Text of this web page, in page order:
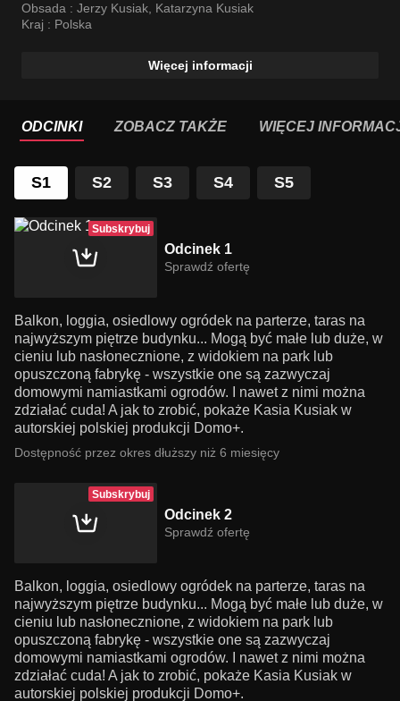
Obsada : Jerzy Kusiak, Katarzyna Kusiak
Kraj : Polska
Więcej informacji
ODCINKI ZOBACZ TAKŻE WIĘCEJ
S1 S2 S3 S4 S5
Subskrybuj
Odcinek 1
Sprawdź ofertę
Balkon, loggia, osiedlowy ogródek na parterze, taras na
najwyższym piętrze budynku... Mogą być małe lub duże, w
cieniu lub nasłonecznione, z widokiem na park lub
opuszczoną fabrykę - wszystkie one są zazwyczaj
domowymi namiastkami ogrodów. I nawet z nimi można
zdziałać cuda! A jak to zrobić, pokaże Kasia Kusiak w
autorskiej polskiej produkcji Domo+.
Dostępność przez okres dłuższy niż 6 miesięcy
Subskrybuj
Odcinek 2
Sprawdź ofertę
Balkon, loggia, osiedlowy ogródek na parterze, taras na
najwyższym piętrze budynku... Mogą być małe lub duże, w
cieniu lub nasłonecznione, z widokiem na park lub
opuszczoną fabrykę - wszystkie one są zazwyczaj
domowymi namiastkami ogrodów. I nawet z nimi można
zdziałać cuda! A jak to zrobić, pokaże Kasia Kusiak w
autorskiej polskiej produkcji Domo+.